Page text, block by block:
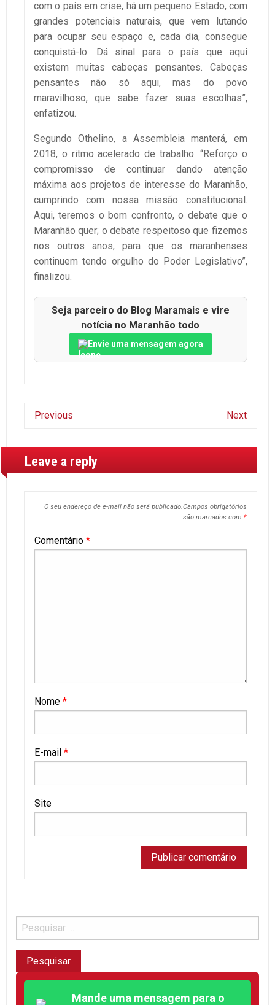
com o país em crise, há um pequeno Estado, com
grandes potenciais naturais, que vem lutando
para ocupar seu espaço e, cada dia, consegue
conquistá-lo. Dá sinal para o país que aqui
existem muitas cabeças pensantes. Cabeças
pensantes não só aqui, mas do povo
maravilhoso, que sabe fazer suas escolhas”,
enfatizou.
Segundo Othelino, a Assembleia manterá, em
2018, o ritmo acelerado de trabalho. “Reforço o
compromisso de continuar dando atenção
máxima aos projetos de interesse do Maranhão,
cumprindo com nossa missão constitucional.
Aqui, teremos o bom confronto, o debate que o
Maranhão quer; o debate respeitoso que fizemos
nos outros anos, para que os maranhenses
continuem tendo orgulho do Poder Legislativo”,
finalizou.
Seja parceiro do Blog Maramais e vire
notícia no Maranhão todo
Envie uma mensagem agora
Previous Next
Leave a reply
O seu endereço de e-mail não será publicado.Campos obrigatórios
são marcados com *
Comentário *
Nome *
E-mail *
Site
Mande uma mensagem para o